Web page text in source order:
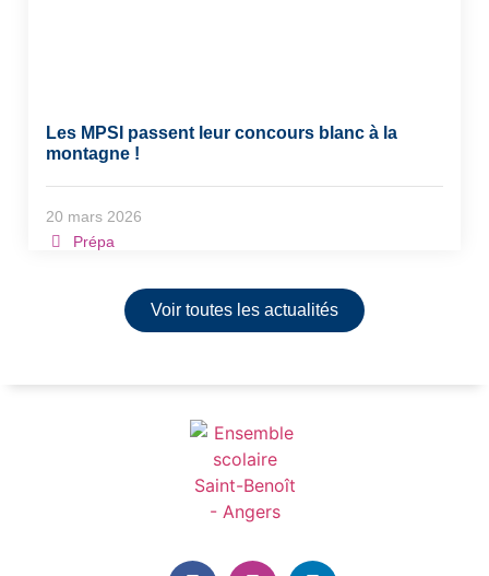
Les MPSI passent leur concours blanc à la
montagne !
20 mars 2026
Prépa
Voir toutes les actualités